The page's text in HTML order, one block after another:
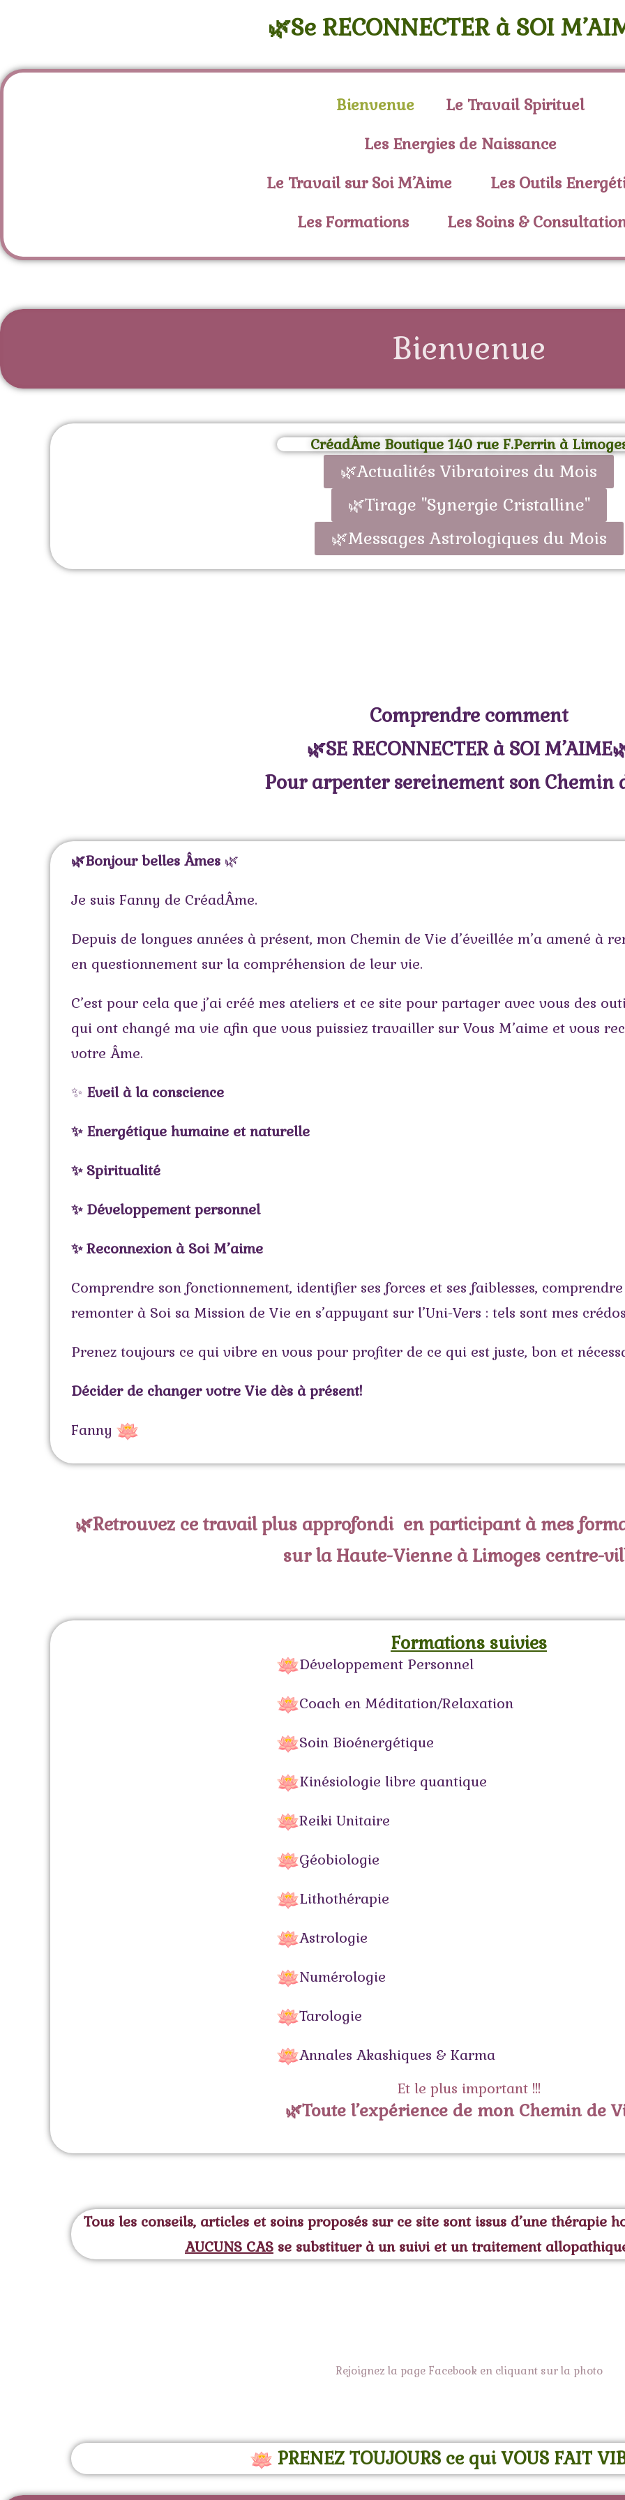
🌿Se RECONNECTER à SOI
Bienvenue
Le Travail Spirituel
Les Energies de Naissance
Le Travail sur Soi M’Aime
Les Outils
Les Formations
Les Soins &
Bienvenue
CréadÂme Boutique 140 rue F.Perrin à
🌿Actualités Vibratoires du Mois
🌿Tirage "Synergie Cristalline"
🌿Messages Astrologiques du Mois
Comprendre comment
🌿SE RECONNECTER à SOI
Pour arpenter sereinement son Chemin
🌿Bonjour belles Âmes 🌿
Je suis Fanny de CréadÂme.
Depuis de longues années à présent, mon Chemin de Vie d’éveillée m’a amené à
en questionnement sur la compréhension de leur vie.
C’est pour cela que j’ai créé mes ateliers et ce site pour partager avec vous des
qui ont changé ma vie afin que vous puissiez travailler sur Vous M’aime et vous
votre Âme.
✨ Eveil à la conscience
✨ Energétique humaine et naturelle
✨ Spiritualité
✨ Développement personnel
✨ Reconnexion à Soi M’aime
Comprendre son fonctionnement, identifier ses forces et ses faiblesses,
remonter à Soi sa Mission de Vie en s’appuyant sur l’Uni-Vers : tels sont mes
Prenez toujours ce qui vibre en vous pour profiter de ce qui est juste, bon et
Décider de changer votre Vie dès à présent!
Fanny
🌿Retrouvez ce travail plus approfondi en participant à mes
sur la Haute-Vienne à Limoges centre-
Formations suivies
Développement Personnel
Coach en Méditation/Relaxation
Soin Bioénergétique
Kinésiologie libre quantique
Reiki Unitaire
Géobiologie
Lithothérapie
Astrologie
Numérologie
Tarologie
Annales Akashiques & Karma
Et le plus important !!!
🌿Toute l’expérience de mon Chemin de
Tous les conseils, articles et soins proposés sur ce site sont issus d’une
AUCUNS CAS se substituer à un suivi et un traitement
Rejoignez la page Facebook en cliquant sur la photo
PRENEZ TOUJOURS ce qui VOUS FAIT